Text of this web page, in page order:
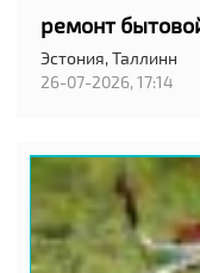
Эстония,Таллинн
26-07-2026, 17:14